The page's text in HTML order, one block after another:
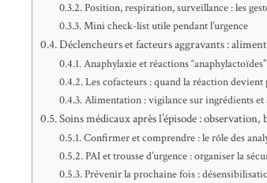
Position, respiration, surveillance : les
Mini check-list utile pendant l’urgence
Déclencheurs et facteurs aggravants :
Anaphylaxie et réactions
Les cofacteurs : quand la réaction
Alimentation : vigilance sur ingrédients
Soins médicaux après l’épisode :
Confirmer et comprendre : le rôle des
PAI et trousse d’urgence : organiser la
Prévenir la prochaine fois :